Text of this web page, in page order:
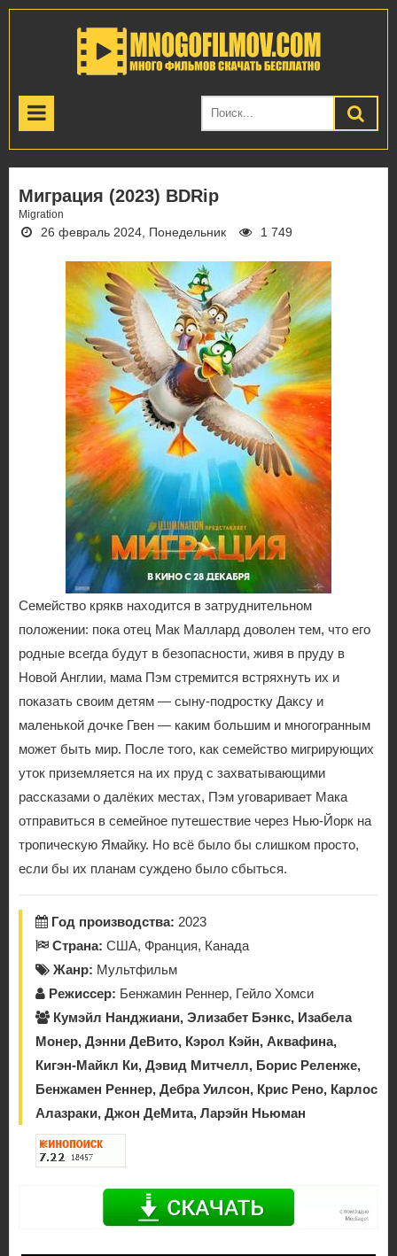
Миграция (2023) BDRip
Migration
26 февраль 2024, Понедельник 1 749
Семейство крякв находится в затруднительном
положении: пока отец Мак Маллард доволен тем, что его
родные всегда будут в безопасности, живя в пруду в
Новой Англии, мама Пэм стремится встряхнуть их и
показать своим детям — сыну-подростку Даксу и
маленькой дочке Гвен — каким большим и многогранным
может быть мир. После того, как семейство мигрирующих
уток приземляется на их пруд с захватывающими
рассказами о далёких местах, Пэм уговаривает Мака
отправиться в семейное путешествие через Нью-Йорк на
тропическую Ямайку. Но всё было бы слишком просто,
если бы их планам суждено было сбыться.
Год производства: 2023
Страна: США, Франция, Канада
Жанр: Мультфильм
Режиссер: Бенжамин Реннер, Гейло Хомси
Кумэйл Нанджиани, Элизабет Бэнкс, Изабела
Монер, Дэнни ДеВито, Кэрол Кэйн, Аквафина,
Кигэн-Майкл Ки, Дэвид Митчелл, Борис Реленже,
Бенжамен Реннер, Дебра Уилсон, Крис Рено, Карлос
Алазраки, Джон ДеМита, Ларэйн Ньюман